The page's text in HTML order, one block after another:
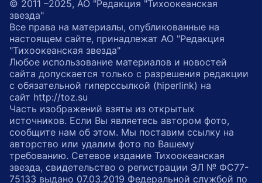
© 2011 –2025, АО "Редакция "Тихоокеанская
звезда"
Все права на материалы, опубликованные на
настоящем сайте, принадлежат АО "Редакция
"Тихоокеанская звезда"
Любое использование материалов и новостей
сайта допускается только с разрешения редакции
с обязательной гиперссылкой (hiperlink) на
сайт http://toz.su
Часть изображений взяты из открытых
источников. Если Вы являетесь автором фото,
сообщите нам об этом. Мы поставим ссылку на
авторство или удалим фото по Вашему
требованию. Сетевое издание Тихоокеанская
звезда, свидетельство о регистрации ЭЛ № ФС77-
75133 выдано 07.03.2019 Федеральной службой по